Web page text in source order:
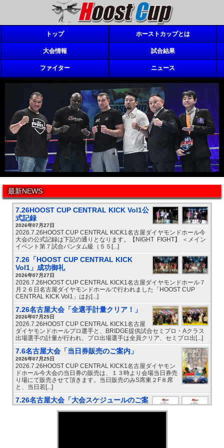
トップ ホーストカップとは
大会情報 試合結果
ファイター ニュース
最新NEWS